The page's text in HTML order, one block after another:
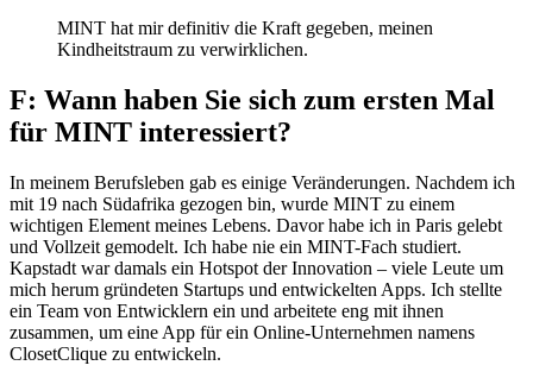
MINT hat mir definitiv die Kraft gegeben, meinen
Kindheitstraum zu verwirklichen.
F: Wann haben Sie sich zum ersten Mal
für MINT interessiert?
In meinem Berufsleben gab es einige Veränderungen. Nachdem ich
mit 19 nach Südafrika gezogen bin, wurde MINT zu einem
wichtigen Element meines Lebens. Davor habe ich in Paris gelebt
und Vollzeit gemodelt. Ich habe nie ein MINT-Fach studiert.
Kapstadt war damals ein Hotspot der Innovation – viele Leute um
mich herum gründeten Startups und entwickelten Apps. Ich stellte
ein Team von Entwicklern ein und arbeitete eng mit ihnen
zusammen, um eine App für ein Online-Unternehmen namens
ClosetClique zu entwickeln.